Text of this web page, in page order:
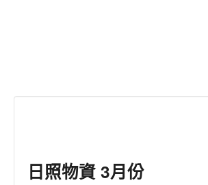
留言板/志工招募
日照物資 3月份